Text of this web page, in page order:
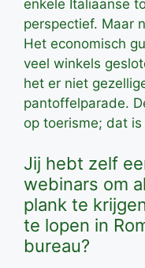
enkele Italiaanse
perspectief. Maar
Het economisch
veel winkels
het er niet
pantoffelparade.
op toerisme; dat
Jij hebt zelf
webinars om
plank te
te lopen in
bureau?